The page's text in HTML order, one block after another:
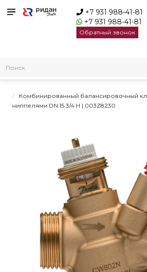
+7 931 988-41-81
+7 931 988-41-81
Обратный звонок
Балансировочные клапаны
Комбинированный балансировочный
ниппелями DN 15 3/4 Н | 003Z8230